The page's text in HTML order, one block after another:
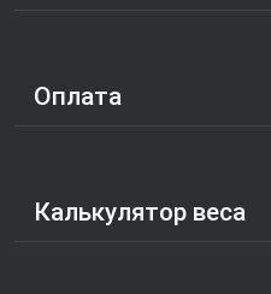
Оплата
Калькулятор веса